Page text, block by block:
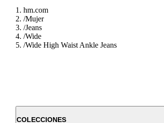
hm.com
/Mujer
/Jeans
/Wide
/Wide High Waist Ankle Jeans
COLECCIONES